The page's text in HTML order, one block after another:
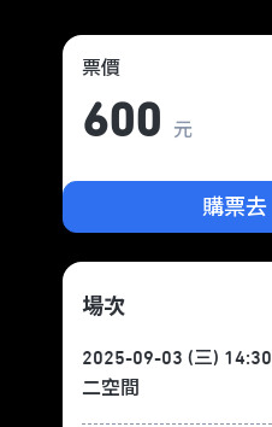
票價
600 元
購票去
場次
2025-09-03 (三) 14:30
二空間